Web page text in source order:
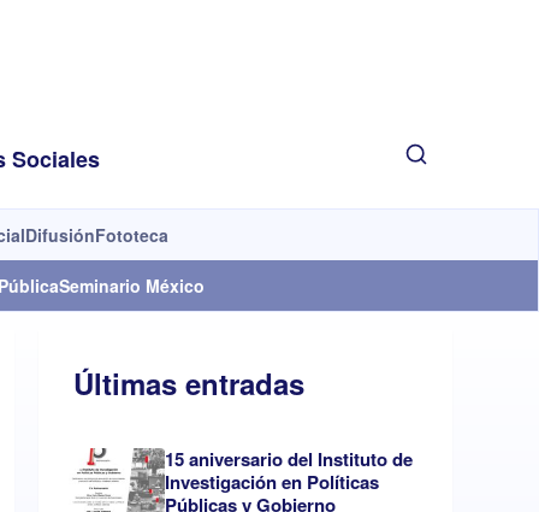
Sociales
DifusiónFototeca
Seminario México
Últimas entradas
15 aniversario del Instituto de
Investigación en Políticas
Públicas y Gobierno